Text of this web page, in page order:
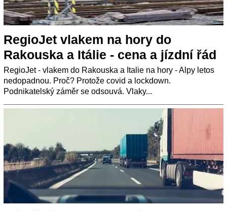
RegioJet vlakem na hory do
Rakouska a Itálie - cena a jízdní řád
RegioJet - vlakem do Rakouska a Italie na hory - Alpy letos
nedopadnou. Proč? Protože covid a lockdown.
Podnikatelský záměr se odsouvá. Vlaky...